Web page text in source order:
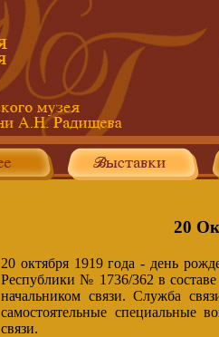
20
20 октября 1919 года - день
Республики № 1736/362 в
начальником связи. Служба
самостоятельные специальные
связи.